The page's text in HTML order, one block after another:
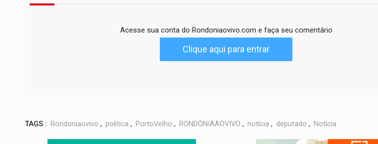
Acesse sua conta do Rondoniaovivo.com e faça seu comentário
Clique aqui para entrar
TAGS : Rondoniaovivo , política , PortoVelho , RONDÔNIAAOVIVO , notícia , deputado , Notícia